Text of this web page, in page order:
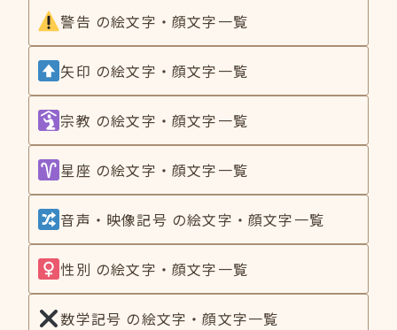
警告 の絵文字・顔文字一覧
矢印 の絵文字・顔文字一覧
宗教 の絵文字・顔文字一覧
星座 の絵文字・顔文字一覧
音声・映像記号 の絵文字・顔文字一覧
性別 の絵文字・顔文字一覧
数学記号 の絵文字・顔文字一覧